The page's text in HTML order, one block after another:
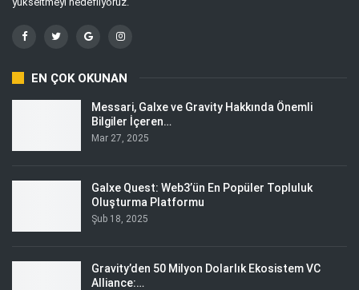
EN ÇOK OKUNAN
Messari, Galxe ve Gravity Hakkında Önemli
Bilgiler İçeren…
Mar 27, 2025
Galxe Quest: Web3’ün En Popüler Topluluk
Oluşturma Platformu
Şub 18, 2025
Gravity’den 50 Milyon Dolarlık Ekosistem VC
Alliance:…